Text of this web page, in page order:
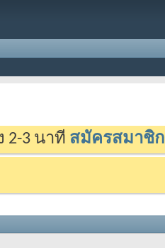
2-3 นาที สมัครสมาชิก